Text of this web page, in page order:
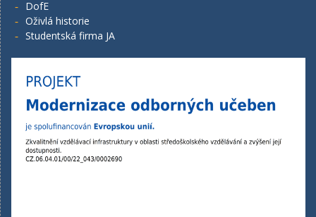
DofE
Oživlá historie
Studentská firma JA